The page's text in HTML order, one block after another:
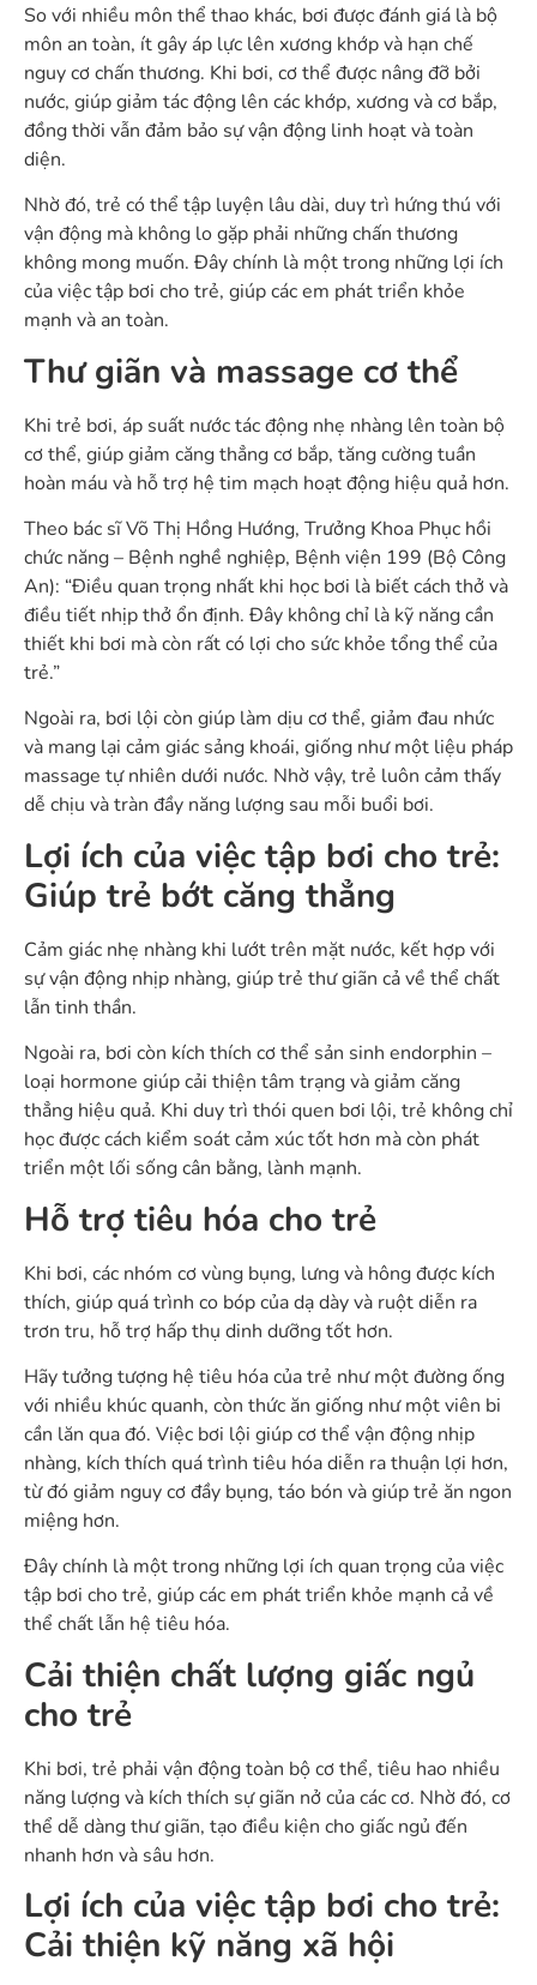
So với nhiều môn thể thao khác, bơi được đánh giá là bộ
môn an toàn, ít gây áp lực lên xương khớp và hạn chế
nguy cơ chấn thương. Khi bơi, cơ thể được nâng đỡ bởi
nước, giúp giảm tác động lên các khớp, xương và cơ bắp,
đồng thời vẫn đảm bảo sự vận động linh hoạt và toàn
diện.
Nhờ đó, trẻ có thể tập luyện lâu dài, duy trì hứng thú với
vận động mà không lo gặp phải những chấn thương
không mong muốn. Đây chính là một trong những lợi ích
của việc tập bơi cho trẻ, giúp các em phát triển khỏe
mạnh và an toàn.
Thư giãn và massage cơ thể
Khi trẻ bơi, áp suất nước tác động nhẹ nhàng lên toàn bộ
cơ thể, giúp giảm căng thẳng cơ bắp, tăng cường tuần
hoàn máu và hỗ trợ hệ tim mạch hoạt động hiệu quả hơn.
Theo bác sĩ Võ Thị Hồng Hướng, Trưởng Khoa Phục hồi
chức năng – Bệnh nghề nghiệp, Bệnh viện 199 (Bộ Công
An): “Điều quan trọng nhất khi học bơi là biết cách thở và
điều tiết nhịp thở ổn định. Đây không chỉ là kỹ năng cần
thiết khi bơi mà còn rất có lợi cho sức khỏe tổng thể của
trẻ.”
Ngoài ra, bơi lội còn giúp làm dịu cơ thể, giảm đau nhức
và mang lại cảm giác sảng khoái, giống như một liệu pháp
massage tự nhiên dưới nước. Nhờ vậy, trẻ luôn cảm thấy
dễ chịu và tràn đầy năng lượng sau mỗi buổi bơi.
Lợi ích của việc tập bơi cho trẻ:
Giúp trẻ bớt căng thẳng
Cảm giác nhẹ nhàng khi lướt trên mặt nước, kết hợp với
sự vận động nhịp nhàng, giúp trẻ thư giãn cả về thể chất
lẫn tinh thần.
Ngoài ra, bơi còn kích thích cơ thể sản sinh endorphin –
loại hormone giúp cải thiện tâm trạng và giảm căng
thẳng hiệu quả. Khi duy trì thói quen bơi lội, trẻ không chỉ
học được cách kiểm soát cảm xúc tốt hơn mà còn phát
triển một lối sống cân bằng, lành mạnh.
Hỗ trợ tiêu hóa cho trẻ
Khi bơi, các nhóm cơ vùng bụng, lưng và hông được kích
thích, giúp quá trình co bóp của dạ dày và ruột diễn ra
trơn tru, hỗ trợ hấp thụ dinh dưỡng tốt hơn.
Hãy tưởng tượng hệ tiêu hóa của trẻ như một đường ống
với nhiều khúc quanh, còn thức ăn giống như một viên bi
cần lăn qua đó. Việc bơi lội giúp cơ thể vận động nhịp
nhàng, kích thích quá trình tiêu hóa diễn ra thuận lợi hơn,
từ đó giảm nguy cơ đầy bụng, táo bón và giúp trẻ ăn ngon
miệng hơn.
Đây chính là một trong những lợi ích quan trọng của việc
tập bơi cho trẻ, giúp các em phát triển khỏe mạnh cả về
thể chất lẫn hệ tiêu hóa.
Cải thiện chất lượng giấc ngủ
cho trẻ
Khi bơi, trẻ phải vận động toàn bộ cơ thể, tiêu hao nhiều
năng lượng và kích thích sự giãn nở của các cơ. Nhờ đó, cơ
thể dễ dàng thư giãn, tạo điều kiện cho giấc ngủ đến
nhanh hơn và sâu hơn.
Lợi ích của việc tập bơi cho trẻ:
Cải thiện kỹ năng xã hội